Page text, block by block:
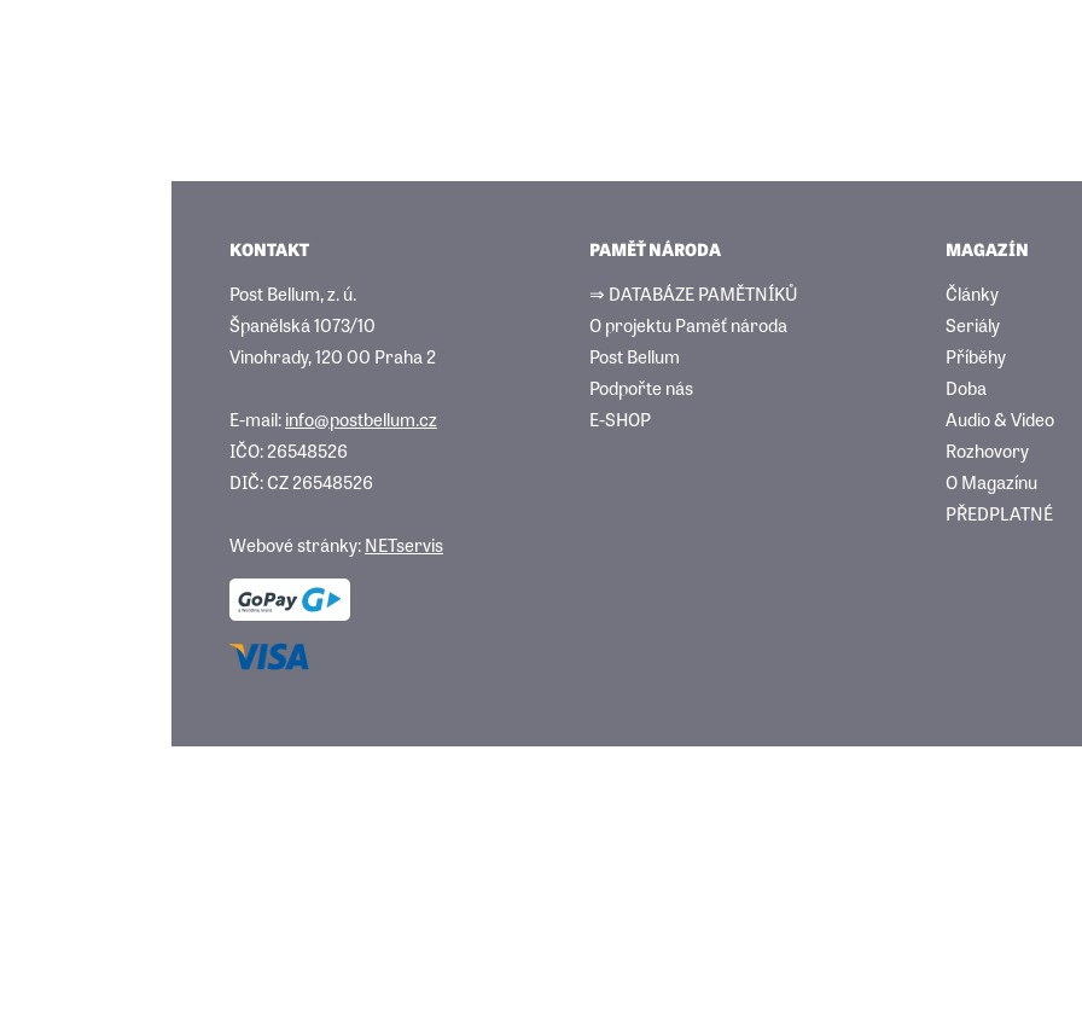
KONTAKT
Post Bellum, z. ú.
Španělská 1073/10
Vinohrady, 120 00 Praha 2
E-mail:info@postbellum.cz
IČO: 26548526
DIČ: CZ 26548526
Webové stránky:NETservis
PAMĚŤ NÁRODA
⇒ DATABÁZE PAMĚTNÍKŮ
O projektu Paměť národa
Post Bellum
Podpořte nás
E-SHOP
MAGAZÍN
Články
Seriály
Příběhy
Doba
Audio & Video
Rozhovory
O Magazínu
PŘEDPLATNÉ